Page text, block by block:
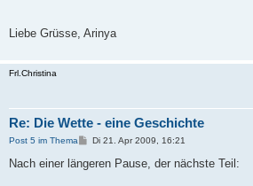
Liebe Grüsse, Arinya
Frl.Christina
Re: Die Wette - eine Geschichte
Post 5 im Thema
B
i
t
Di 21. Apr 2009, 16:21
Nach einer längeren Pause, der nächste Teil: